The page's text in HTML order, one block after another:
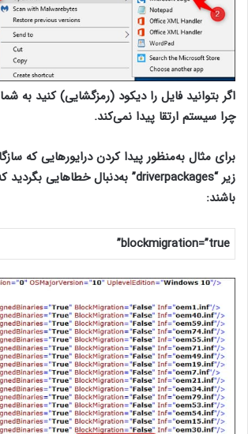
اگر بتوانید فایل را دیکود (رمزگشایی) کنید به
چرا سیستم ارتقا پیدا نمی‌کند.
برای مثال به‌منظور پیدا کردن درایورهایی که
زیر“driverpackages”
به‌دنبال خطاهایی بگردید
باشند:
blockmigration=”true”